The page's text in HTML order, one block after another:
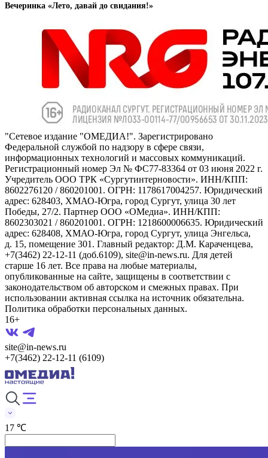
Вечеринка «Лето, давай до свидания!»
"Сетевое издание "ОМЕДИА!". Зарегистрировано
Федеральной службой по надзору в сфере связи,
информационных технологий и массовых коммуникаций.
Регистрационный номер Эл № ФС77-83364 от 03 июня 2022 г.
Учредитель ООО ТРК «Сургутинтерновости». ИНН/КПП:
8602276120 / 860201001. ОГРН: 1178617004257. Юридический
адрес: 628403, ХМАО-Югра, город Сургут, улица 30 лет
Победы, 27/2. Партнер ООО «ОМедиа». ИНН/КПП:
8602303021 / 860201001. ОГРН: 1218600006635. Юридический
адрес: 628408, ХМАО-Югра, город Сургут, улица Энгельса,
д. 15, помещение 301. Главный редактор: Д.М. Караченцева,
+7(3462) 22-12-11 (доб.6109), site@in-news.ru. Для детей
старше 16 лет. Все права на любые материалы,
опубликованные на сайте, защищены в соответствии с
законодательством об авторском и смежных правах. При
использовании активная ссылка на источник обязательна.
Политика обработки персональных данных.
16+
site@in-news.ru
+7(3462) 22-12-11 (6109)
17 ℃